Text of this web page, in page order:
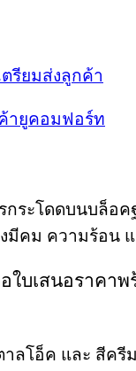
กระโดดบนบล็อค
มีคม ความร้อน
ใบเสนอราคาพ
ลโอ็ค และ สีครีม